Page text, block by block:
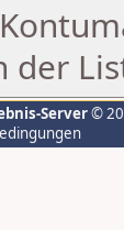
der
Server©